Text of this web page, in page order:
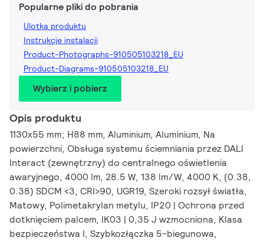
Popularne pliki do pobrania
Ulotka produktu
Instrukcje instalacji
Product-Photographs-910505103218_EU
Product-Diagrams-910505103218_EU
Wybierz i pobierz
Opis produktu
1130x55 mm; H88 mm, Aluminium, Aluminium, Na
powierzchni, Obsługa systemu ściemniania przez DALI
Interact (zewnętrzny) do centralnego oświetlenia
awaryjnego, 4000 lm, 28.5 W, 138 lm/W, 4000 K, (0.38,
0.38) SDCM <3, CRI>90, UGR19, Szeroki rozsył światła,
Matowy, Polimetakrylan metylu, IP20 | Ochrona przed
dotknięciem palcem, IK03 | 0,35 J wzmocniona, Klasa
bezpieczeństwa I, Szybkozłączka 5-biegunowa,